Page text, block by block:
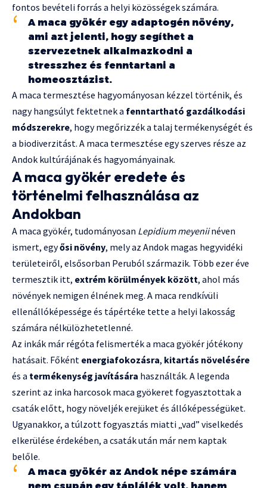
fontos bevételi forrás a helyi közösségek számára.
A maca gyökér egy adaptogén növény,
ami azt jelenti, hogy segíthet a
szervezetnek alkalmazkodni a
stresszhez és fenntartani a
homeosztázist.
A maca termesztése hagyományosan kézzel történik, és
nagy hangsúlyt fektetnek a fenntartható gazdálkodási
módszerekre, hogy megőrizzék a talaj termékenységét és
a biodiverzitást. A maca termesztése egy szerves része az
Andok kultúrájának és hagyományainak.
A maca gyökér eredete és
történelmi felhasználása az
Andokban
A maca gyökér, tudományosan Lepidium meyeniinéven
ismert, egyősi növény, mely az Andok magas hegyvidéki
területeiről, elsősorban Peruból származik. Több ezer éve
termesztik itt, extrém körülmények között, ahol más
növények nemigen élnének meg. A maca rendkívüli
ellenállóképessége és tápértéke tette a helyi lakosság
számára nélkülözhetetlenné.
Az inkák már régóta felismerték a maca gyökér jótékony
hatásait. Főként energiafokozásra, kitartás növelésére
és a termékenység javítására használták. A legenda
szerint az inka harcosok maca gyökeret fogyasztottak a
csaták előtt, hogy növeljék erejüket és állóképességüket.
Ugyanakkor, a túlzott fogyasztás miatti „vad” viselkedés
elkerülése érdekében, a csaták után már nem kaptak
belőle.
A maca gyökér az Andok népe számára
nem csupán egy táplálék volt, hanem